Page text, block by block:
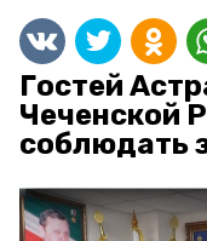
Гостей
Чеченской
соблюдать